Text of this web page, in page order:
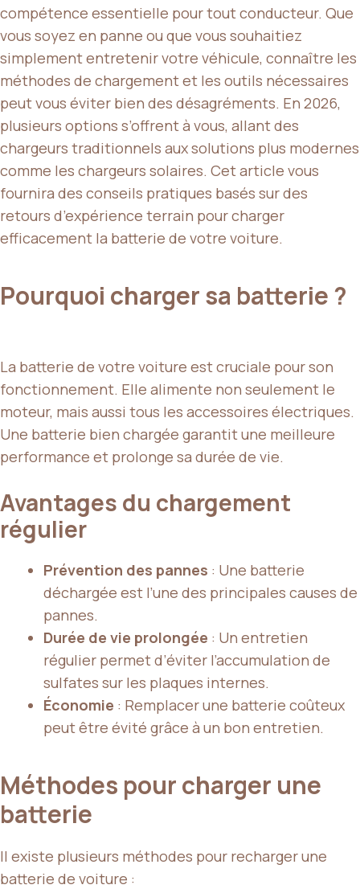
compétence essentielle pour tout conducteur. Que
vous soyez en panne ou que vous souhaitiez
simplement entretenir votre véhicule, connaître les
méthodes de chargement et les outils nécessaires
peut vous éviter bien des désagréments. En 2026,
plusieurs options s’offrent à vous, allant des
chargeurs traditionnels aux solutions plus modernes
comme les chargeurs solaires. Cet article vous
fournira des conseils pratiques basés sur des
retours d’expérience terrain pour charger
efficacement la batterie de votre voiture.
Pourquoi charger sa batterie ?
La batterie de votre voiture est cruciale pour son
fonctionnement. Elle alimente non seulement le
moteur, mais aussi tous les accessoires électriques.
Une batterie bien chargée garantit une meilleure
performance et prolonge sa durée de vie.
Avantages du chargement
régulier
Prévention des pannes : Une batterie
déchargée est l’une des principales causes de
pannes.
Durée de vie prolongée : Un entretien
régulier permet d’éviter l’accumulation de
sulfates sur les plaques internes.
Économie : Remplacer une batterie coûteux
peut être évité grâce à un bon entretien.
Méthodes pour charger une
batterie
Il existe plusieurs méthodes pour recharger une
batterie de voiture :